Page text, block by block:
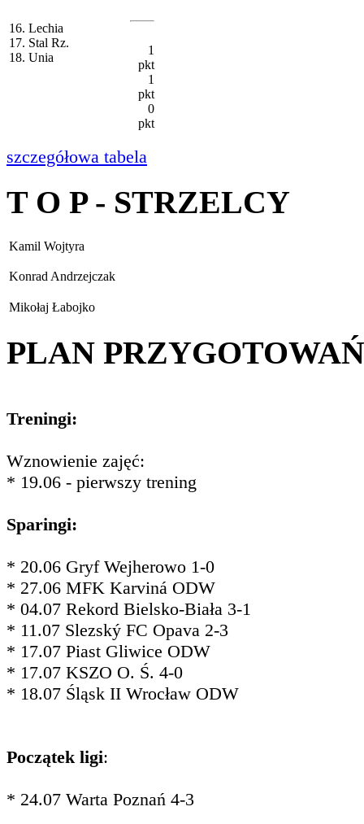
16. Lechia
17. Stal Rz.
18. Unia
1
pkt
1
pkt
0
pkt
szczegółowa tabela
T O P - STRZELCY
Kamil Wojtyra
Konrad Andrzejczak
Mikołaj Łabojko
PLAN PRZYGOTOWAŃ
Treningi:
Wznowienie zajęć:
* 19.06 - pierwszy trening
Sparingi:
* 20.06 Gryf Wejherowo 1-0
* 27.06 MFK Karviná ODW
* 04.07 Rekord Bielsko-Biała 3-1
* 11.07 Slezský FC Opava 2-3
* 17.07 Piast Gliwice ODW
* 17.07 KSZO O. Ś. 4-0
* 18.07 Śląsk II Wrocław ODW
Początek ligi:
* 24.07 Warta Poznań 4-3